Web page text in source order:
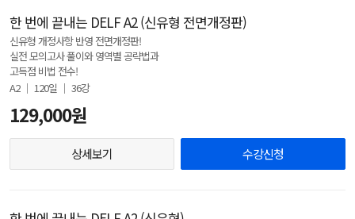
한 번에 끝내는 DELF A2 (신유형 전면개정판)
신유형 개정사항 반영 전면개정판!
실전 모의고사 풀이와 영역별 공략법과
고득점 비법 전수!
A2 │ 120일 │ 36강
129,000원
상세보기 수강신청